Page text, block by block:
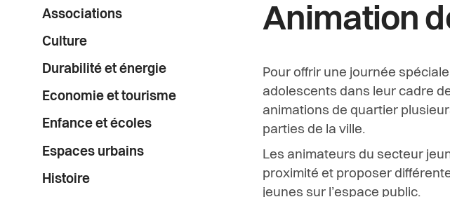
Animation
Pour offrir une journée
adolescents dans leur cadre
animations de quartier
parties de la ville.
Les animateurs du secteur
proximité et proposer diffé
jeunes sur l’espace public.
Menu
latéral
Associations
Culture
Durabilité et énergie
Economie et tourisme
Enfance et écoles
Espaces urbains
Histoire